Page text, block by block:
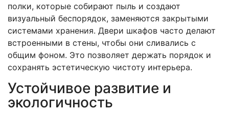
полки, которые собирают пыль и создают
визуальный беспорядок, заменяются закрытыми
системами хранения. Двери шкафов часто делают
встроенными в стены, чтобы они сливались с
общим фоном. Это позволяет держать порядок и
сохранять эстетическую чистоту интерьера.
Устойчивое развитие и
экологичность